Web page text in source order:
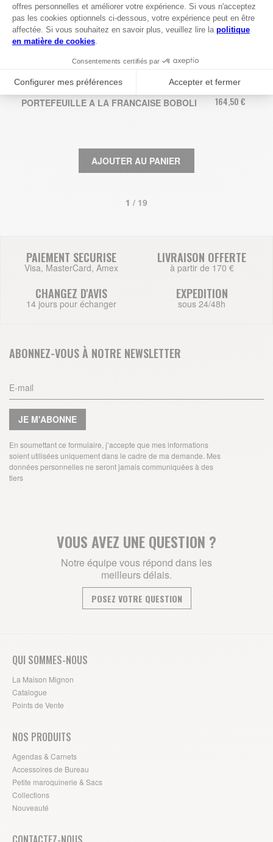
PORTEFEUILLE A LA FRANCAISE BOBOLI 164,50 €
AJOUTER AU PANIER
1 / 19
PAIEMENT SECURISE
Visa, MasterCard, Amex
LIVRAISON OFFERTE
à partir de 170 €
CHANGEZ D'AVIS
14 jours pour échanger
EXPEDITION
sous 24/48h
ABONNEZ-VOUS À NOTRE NEWSLETTER
JE M'ABONNE
En soumettant ce formulaire, j’accepte que mes informations
soient utilisées uniquement dans le cadre de ma demande. Mes
données personnelles ne seront jamais communiquées à des
tiers
VOUS AVEZ UNE QUESTION ?
Notre équipe vous répond dans les
meilleurs délais.
POSEZ VOTRE QUESTION
QUI SOMMES-NOUS
La Maison Mignon
Catalogue
Points de Vente
NOS PRODUITS
Agendas & Carnets
Accessoires de Bureau
Petite maroquinerie & Sacs
Collections
Nouveauté